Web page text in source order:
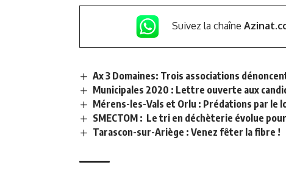
Suivez la chaîne
Ax 3 Domaines: Trois associations
Municipales 2020 : Lettre ouverte aux
Mérens-les-Vals et Orlu : Prédations par le
SMECTOM : Le tri en déchèterie évolue
Tarascon-sur-Ariège : Venez fêter la fibre !